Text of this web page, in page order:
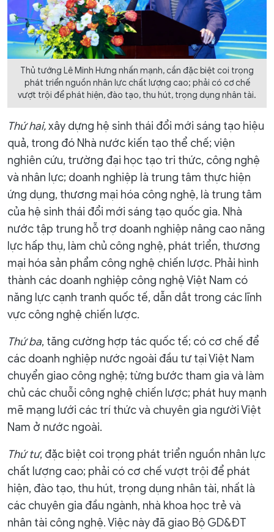
Thủ tướng Lê Minh Hưng nhấn mạnh, cần đặc biệt coi trọng
phát triển nguồn nhân lực chất lượng cao; phải có cơ chế
vượt trội để phát hiện, đào tạo, thu hút, trọng dụng nhân tài.
Thứ hai,xây dựng hệ sinh thái đổi mới sáng tạo hiệu
quả, trong đó Nhà nước kiến tạo thể chế; viện
nghiên cứu, trường đại học tạo tri thức, công nghệ
và nhân lực; doanh nghiệp là trung tâm thực hiện
ứng dụng, thương mại hóa công nghệ, là trung tâm
của hệ sinh thái đổi mới sáng tạo quốc gia. Nhà
nước tập trung hỗ trợ doanh nghiệp nâng cao năng
lực hấp thụ, làm chủ công nghệ, phát triển, thương
mại hóa sản phẩm công nghệ chiến lược. Phải hình
thành các doanh nghiệp công nghệ Việt Nam có
năng lực cạnh tranh quốc tế, dẫn dắt trong các lĩnh
vực công nghệ chiến lược.
Thứ ba, tăng cường hợp tác quốc tế; có cơ chế để
các doanh nghiệp nước ngoài đầu tư tại Việt Nam
chuyển giao công nghệ; từng bước tham gia và làm
chủ các chuỗi công nghệ chiến lược; phát huy mạnh
mẽ mạng lưới các trí thức và chuyên gia người Việt
Nam ở nước ngoài.
Thứ tư, đặc biệt coi trọng phát triển nguồn nhân lực
chất lượng cao; phải có cơ chế vượt trội để phát
hiện, đào tạo, thu hút, trọng dụng nhân tài, nhất là
các chuyên gia đầu ngành, nhà khoa học trẻ và
nhân tài công nghệ. Việc này đã giao Bộ GD&ĐT